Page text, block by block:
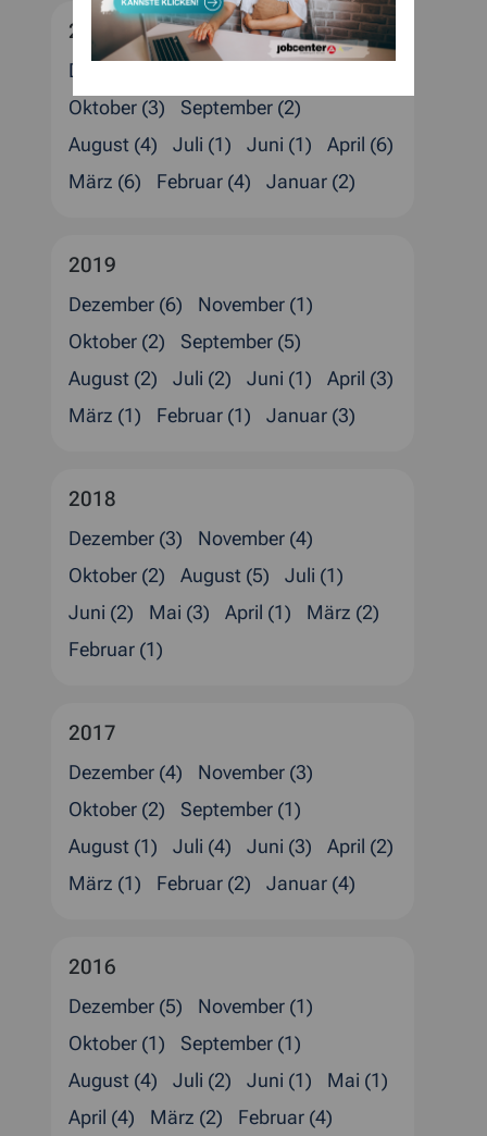
2020
Dezember (6)
Oktober (3)
September (2)
August (4)
Juli (1) Juni (1)
April (6)
März (6)
Februar (4) Januar (2)
2019
Dezember (6)
November (1)
Oktober (2)
September (5)
August (2)
Juli (2) Juni (1)
April (3)
März (1)
Februar (1) Januar (3)
2018
Dezember (3)
November (4)
Oktober (2)
August (5)
Juli (1)
Juni (2)
Mai (3) April (1)
März (2)
Februar (1)
2017
Dezember (4)
November (3)
Oktober (2)
September (1)
August (1)
Juli (4) Juni (3)
April (2)
März (1)
Februar (2) Januar (4)
2016
Dezember (5)
November (1)
Oktober (1)
September (1)
August (4)
Juli (2) Juni (1)
Mai (1)
April (4)
März (2) Februar (4)